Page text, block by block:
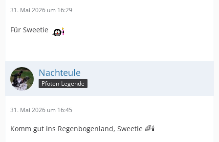
31. Mai 2026 um 16:29
Für Sweetie
Nachteule
Pfoten-Legende
31. Mai 2026 um 16:45
Komm gut ins Regenbogenland, Sweetie 🌈🕯️